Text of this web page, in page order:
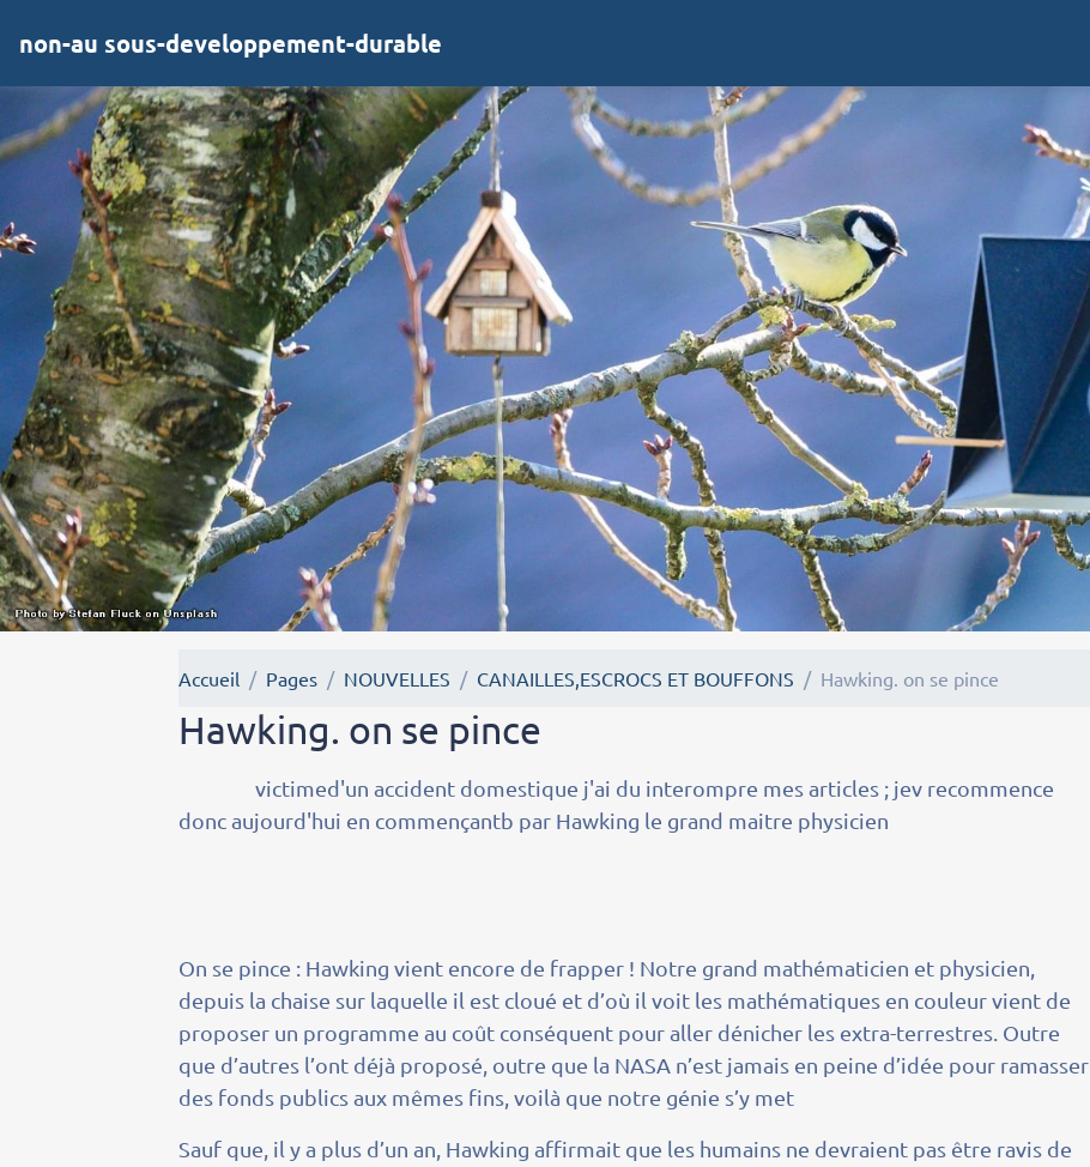
non-au sous-developpement-durable
Accueil Pages NOUVELLES CANAILLES,ESCROCS ET BOUFFONS Hawking. on se pince
Hawking. on se pince
victimed'un accident domestique j'ai du interompre mes articles ; jev recommence
donc aujourd'hui en commençantb par Hawking le grand maitre physicien
On se pince : Hawking vient encore de frapper ! Notre grand mathématicien et physicien,
depuis la chaise sur laquelle il est cloué et d’où il voit les mathématiques en couleur vient de
proposer un programme au coût conséquent pour aller dénicher les extra-terrestres. Outre
que d’autres l’ont déjà proposé, outre que la NASA n’est jamais en peine d’idée pour ramasser
des fonds publics aux mêmes fins, voilà que notre génie s’y met
Sauf que, il y a plus d’un an, Hawking affirmait que les humains ne devraient pas être ravis de